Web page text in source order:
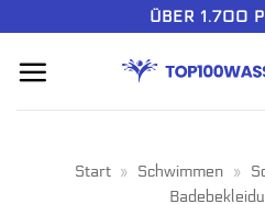
springen
ÜBER 1.700
Start » Schwimmen »